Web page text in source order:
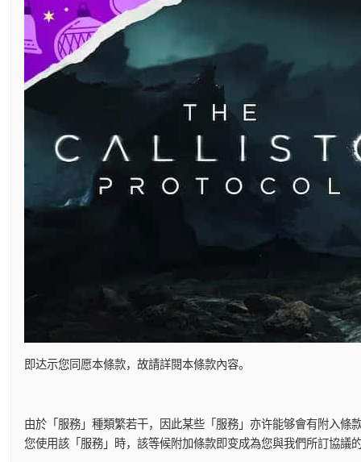
即达示您同愿本條款，故請詳閱本條款內容。
由於「服務」種類繁若干，因此某些「服務」亦许能够會有附入
您使用該「服務」時，該等候附加條款即变成為您與我們所訂協議